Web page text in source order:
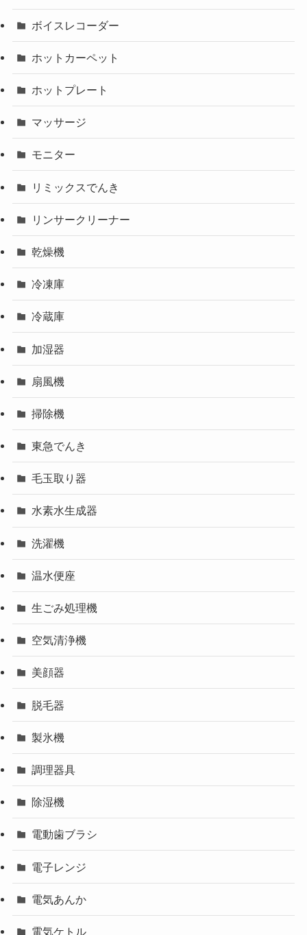
ボイスレコーダー
ホットカーペット
ホットプレート
マッサージ
モニター
リミックスでんき
リンサークリーナー
乾燥機
冷凍庫
冷蔵庫
加湿器
扇風機
掃除機
東急でんき
毛玉取り器
水素水生成器
洗濯機
温水便座
生ごみ処理機
空気清浄機
美顔器
脱毛器
製氷機
調理器具
除湿機
電動歯ブラシ
電子レンジ
電気あんか
電気ケトル